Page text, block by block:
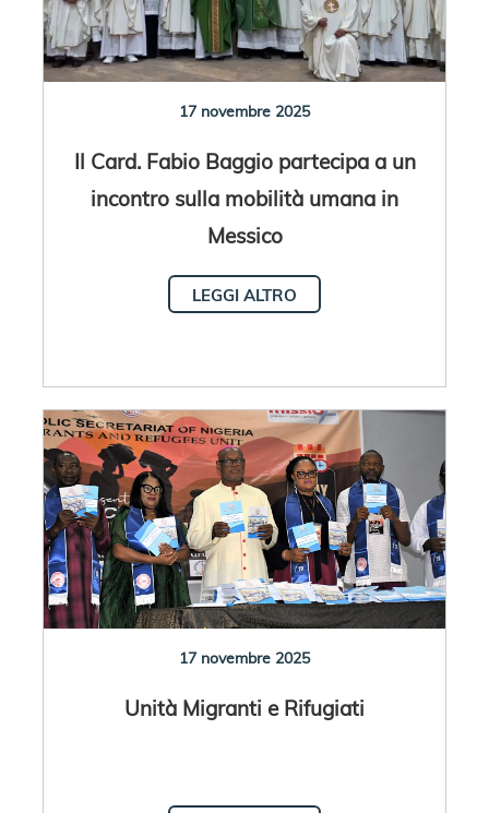
17 novembre 2025
Il Card. Fabio Baggio partecipa a un
incontro sulla mobilità umana in
Messico
LEGGI ALTRO
17 novembre 2025
Unità Migranti e Rifugiati